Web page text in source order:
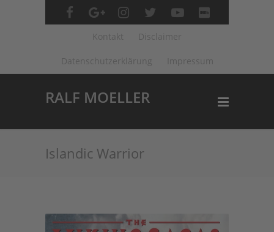
Kontakt Disclaimer
Datenschutzerklärung Impressum
RALF MOELLER
Islandic Warrior